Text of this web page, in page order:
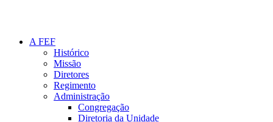
A FEF
Histórico
Missão
Diretores
Regimento
Administração
Congregação
Diretoria da Unidade